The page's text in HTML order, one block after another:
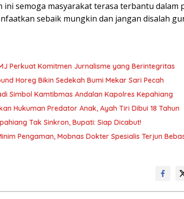
ini semoga masyarakat terasa terbantu dalam
sebaik mungkin dan jangan disalah
Perkuat Komitmen Jurnalisme yang Berintegritas
Horeg Bikin Sedekah Bumi Mekar Sari Pecah
Simbol Kamtibmas Andalan Kapolres Kepahiang
Hukuman Predator Anak, Ayah Tiri Dibui 18 Tahun
Tak Sinkron, Bupati: Siap Dicabut!
Pengaman, Mobnas Dokter Spesialis Terjun